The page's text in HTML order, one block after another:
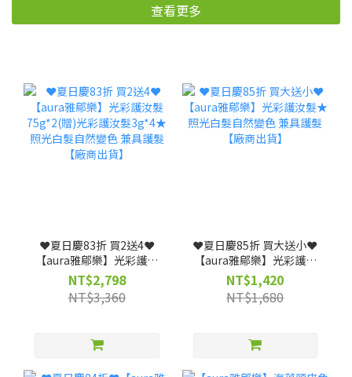
查看更多
❤️夏日慶83折 買2送4❤️
【aura雅鄔樂】光彩護汝
髮75g*2(贈)光彩護汝髮
3g*4★照光白髮自然變色
兼具護髮【廠商出貨】
NT$2,798
NT$3,360
❤️夏日慶85折 買大送小❤️
【aura雅鄔樂】光彩護汝
髮★照光白髮自然變色 兼
具護髮【廠商出貨】
NT$1,420
NT$1,680